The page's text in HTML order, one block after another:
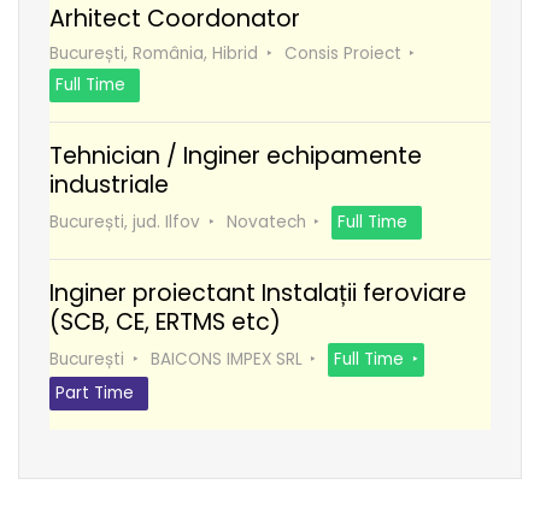
Arhitect Coordonator
București, România, Hibrid
Consis Proiect
Full Time
Tehnician / Inginer echipamente
industriale
București, jud. Ilfov Novatech Full Time
Inginer proiectant Instalații feroviare
(SCB, CE, ERTMS etc)
București BAICONS IMPEX SRL
Full Time
Part Time